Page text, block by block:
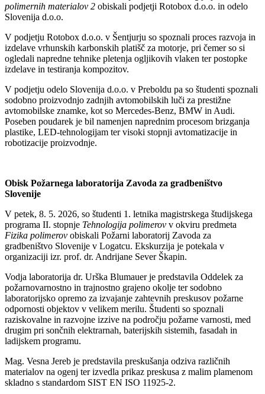
polimernih materialov 2 obiskali podjetji Rotobox d.o.o. in odelo
Slovenija d.o.o.
V podjetju Rotobox d.o.o. v Šentjurju so spoznali proces razvoja in
izdelave vrhunskih karbonskih platišč za motorje, pri čemer so si
ogledali napredne tehnike pletenja ogljikovih vlaken ter postopke
izdelave in testiranja kompozitov.
V podjetju odelo Slovenija d.o.o. v Preboldu pa so študenti spoznali
sodobno proizvodnjo zadnjih avtomobilskih luči za prestižne
avtomobilske znamke, kot so Mercedes-Benz, BMW in Audi.
Poseben poudarek je bil namenjen naprednim procesom brizganja
plastike, LED-tehnologijam ter visoki stopnji avtomatizacije in
robotizacije proizvodnje.
Obisk Požarnega laboratorija Zavoda za gradbeništvo
Slovenije
V petek, 8. 5. 2026, so študenti 1. letnika magistrskega študijskega
programa II. stopnje Tehnologija polimerov v okviru predmeta
Fizika polimerov obiskali Požarni laboratorij Zavoda za
gradbeništvo Slovenije v Logatcu. Ekskurzija je potekala v
organizaciji izr. prof. dr. Andrijane Sever Škapin.
Vodja laboratorija dr. Urška Blumauer je predstavila Oddelek za
požarnovarnostno in trajnostno grajeno okolje ter sodobno
laboratorijsko opremo za izvajanje zahtevnih preskusov požarne
odpornosti objektov v velikem merilu. Študenti so spoznali
raziskovalne in razvojne izzive na področju požarne varnosti, med
drugim pri sončnih elektrarnah, baterijskih sistemih, fasadah in
ladijskem programu.
Mag. Vesna Jereb je predstavila preskušanja odziva različnih
materialov na ogenj ter izvedla prikaz preskusa z malim plamenom
skladno s standardom SIST EN ISO 11925-2.